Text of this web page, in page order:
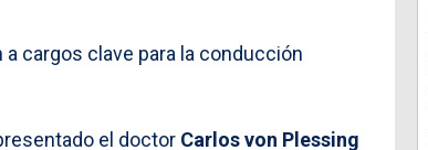
cargos clave para la conducción
el doctor Carlos von Plessing